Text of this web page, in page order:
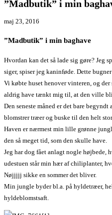
”Madbutik” i min
maj 23, 2016
”Madbutik” i min baghave
Hvordan kan det så lade sig gøre? Jeg
siger, spiser jeg kaninføde. Dette
Vi købte huset henover vinteren, og
aldrig have tænkt mig til, at den ville
Den seneste måned er det bare
blomstrer træer og buske til den helt
Haven er nærmest min lille grønne
den så meget tid, som den skulle have.
Jeg har dog fået anlagt nogle højbede,
udestuen står min hær af chiliplanter,
Nøjjjjj sikke en sommer det bliver.
Min jungle byder bl.a. på hyldetræer,
hyldeblomstsaft.